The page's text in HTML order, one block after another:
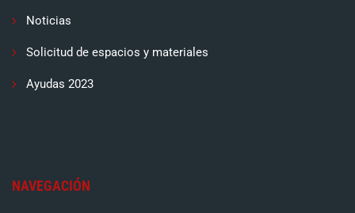
Noticias
Solicitud de espacios y materiales
Ayudas 2023
NAVEGACIÓN